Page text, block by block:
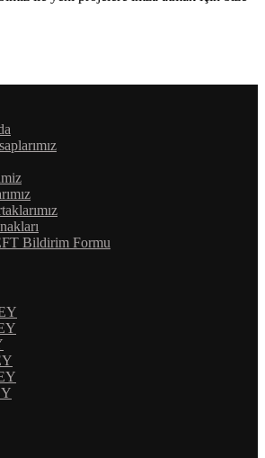
Bildirim Formu